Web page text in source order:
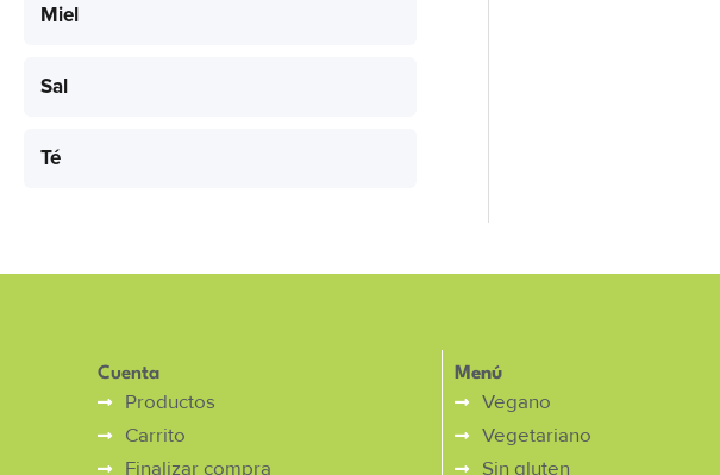
Miel
Sal
Té
Cuenta
Productos
Carrito
Finalizar compra
Menú
Vegano
Vegetariano
Sin gluten